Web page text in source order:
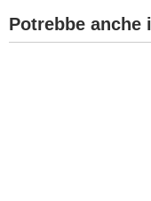
Potrebbe anche